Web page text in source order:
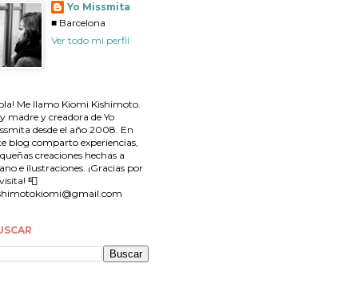
Yo Missmita
■ Barcelona
Ver todo mi perfil
Me llamo Kiomi Kishimoto.
madre y creadora de Yo
desde el año 2008. En
blog comparto experiencias,
creaciones hechas a
e ilustraciones. ¡Gracias por
📮